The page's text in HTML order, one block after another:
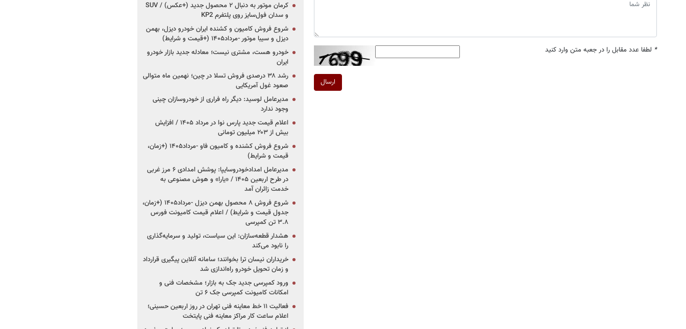
* لطفا عدد مقابل را در جعبه متن وارد کنید
ارسال
کرمان موتور به دنبال ۲ محصول جدید (+عکس) / SUV
و سدان فول‌سایز روی پلتفرم KP2
شروع فروش کامیون و کشنده ایران خودرو دیزل، بهمن
دیزل و سیبا موتور -مرداد۱۴۰۵ (+قیمت و شرایط)
خودرو هست، مشتری نیست؛ معادله جدید بازار خودرو
ایران
رشد ۳۸ درصدی فروش تسلا در چین؛ نهمین ماه متوالی
صعود غول آمریکایی
مدیرعامل لوسید: دیگر راه فراری از خودروسازان چینی
وجود ندارد
اعلام قیمت جدید پارس نوا در مرداد ۱۴۰۵ / افزایش
بیش از ۲۰۳ میلیون تومانی
شروع فروش کشنده و کامیون فاو -مرداد۱۴۰۵ (+زمان،
قیمت و شرایط)
مدیرعامل امدادخودروسایپا: پوشش امدادی ۶ مرز غربی
در طرح اربعین ۱۴۰۵ / «یارا» و هوش مصنوعی به
خدمت زائران آمد
شروع فروش ۸ محصول بهمن دیزل -مرداد۱۴۰۵ (+زمان،
جدول قیمت و شرایط) / اعلام قیمت کامیونت فورس
۳.۸ تن کمپرسی
هشدار قطعه‌سازان: این سیاست، تولید و سرمایه‌گذاری
را نابود می‌کند
خریداران نیسان ترا بخوانند؛ سامانه آنلاین پیگیری قرارداد
و زمان تحویل خودرو راه‌اندازی شد
ورود کمپرسی جدید جک به بازار؛ مشخصات فنی و
امکانات کامیونت کمپرسی جک ۶ تن
فعالیت ۱۱ خط معاینه فنی تهران در روز اربعین حسینی؛
اعلام ساعت کار مراکز معاینه فنی پایتخت